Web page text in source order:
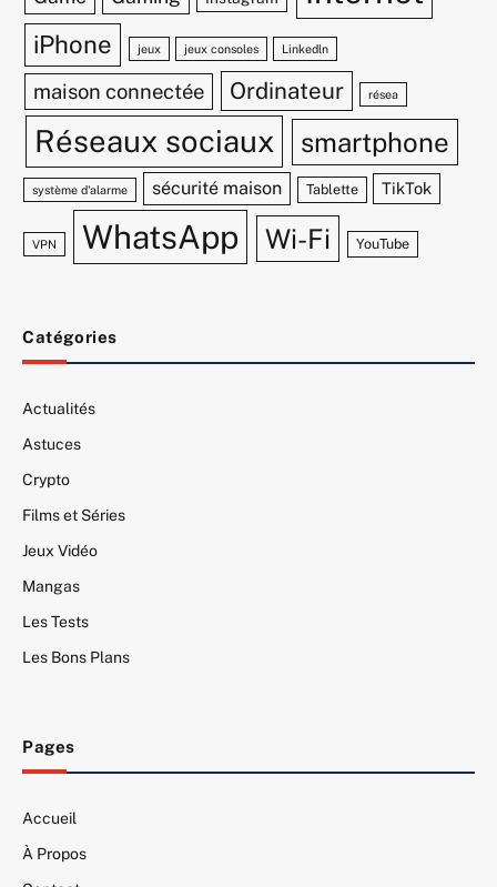
iPhone jeux jeux consoles Linkedln
maison connectée Ordinateur résea
Réseaux sociaux smartphone
système d'alarme sécurité maison Tablette TikTok
VPN WhatsApp Wi-Fi YouTube
Catégories
Actualités
Astuces
Crypto
Films et Séries
Jeux Vidéo
Mangas
Les Tests
Les Bons Plans
Pages
Accueil
À Propos